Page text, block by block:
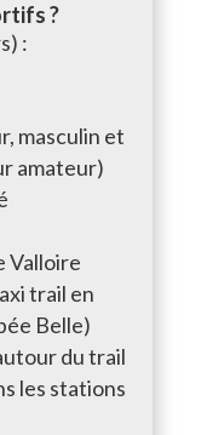
?
:
masculin et
amateur)
Valloire
trail en
Belle)
du trail
les stations